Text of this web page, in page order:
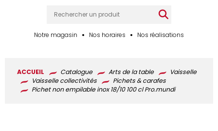
Notre magasin Nos horaires Nos réalisations
ACCUEIL Catalogue Arts de la table
Vaisselle
Vaisselle collectivités
Pichets & carafes
Pichet non empilable inox 18/10 100 cl Pro.mundi